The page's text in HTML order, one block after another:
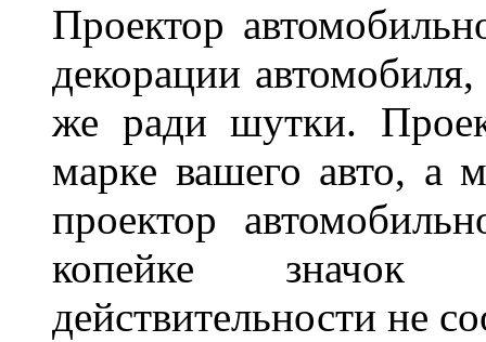
Проектор
декорации
же ради шутки.
марке вашего авто, а
проектор
копейке
действительности не